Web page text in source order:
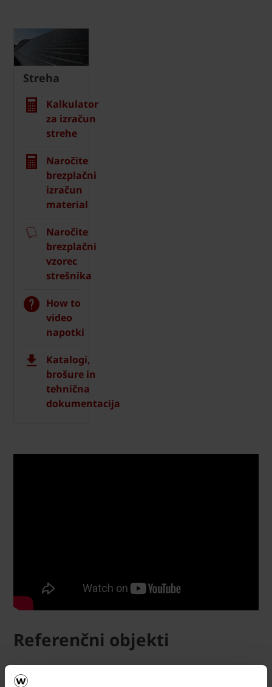
Streha
Kalkulator
za izračun
strehe
Naročite
brezplačni
izračun
material
Naročite
brezplačni
vzorec
strešnika
How to
video
napotki
Katalogi,
brošure in
tehnična
dokumentacija
Referenčni objekti